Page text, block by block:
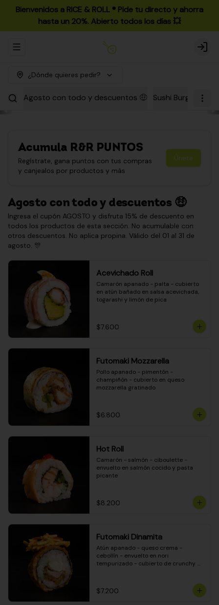
Bienvenidos a RICE & ROLL ®️ Pide tu directo y ahorra
hasta un 20%. Abierto todos los días 💥
Abrir menu de navegación Login
¿Dónde quieres pedir?
Agosto con todo y descuentos 🤑 Sushi Burgers
Acumula R&R PUNTOS
Regístrate, gana puntos con tus compras
y canjealos por productos y más
Únete
Agosto con todo y descuentos 🤑
Ingresa el cupón AGOSTO y disfruta 15% de descuento en
todos los productos de esta sección. No acumulable con
otros descuentos. No aplica propina. Válido del 01 al 31 de
agosto. 🎊
Acevichado Roll
Camarón apanado - palta - cubierto
en atún bañado en salsa acevichada,
togarashi y limón de pica
$7.600
Futomaki Mozzarella
Pollo apanado - pimentón -
champiñón - cubierto en queso
mozzarella gratinado
$6.800
Hot Roll
Camarón - salmón - ciboulette -
envuelto en salmón cocido y pasta
picante
$8.200
Futomaki Dinamita
Atún apanado - queso crema -
cebollín - envuelto en nori
tempurizado - cubierto de crunchy
$7.200